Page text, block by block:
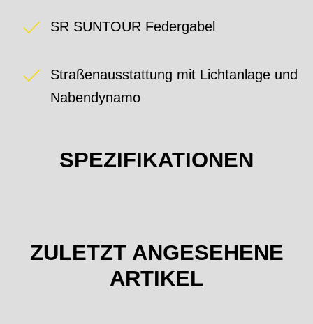
SR SUNTOUR Federgabel
Straßenausstattung mit Lichtanlage und
Nabendynamo
SPEZIFIKATIONEN
ZULETZT ANGESEHENE
ARTIKEL